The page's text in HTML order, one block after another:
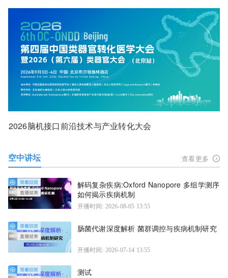
2026脑机接口前沿技术与产业转化大会
空中讲坛 查看更多
解码复杂疾病:Oxford Nanopore 多组学测序
如何揭示疾病机制
开播时间: 2026-08-05 13:55
肠菌代谢深度解析 菌群调控与疾病机制研究
开播时间: 2026-07-14 13:55
测试